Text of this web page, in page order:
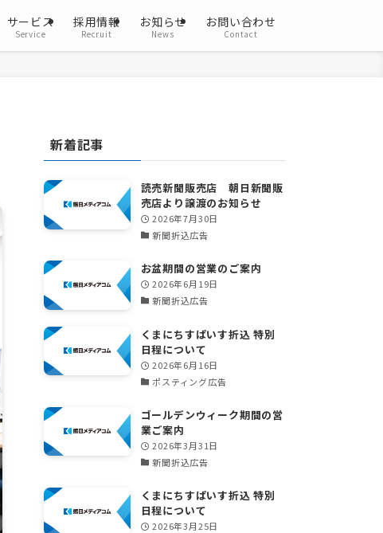
サービス
Service
採用情報
Recruit
お知らせ
News
お問い合わせ
Contact
新着記事
読売新聞販売店 朝日新聞販
売店より譲渡のお知らせ
2026年7月30日
新聞折込広告
お盆期間の営業のご案内
2026年6月19日
新聞折込広告
くまにちすぱいす折込 特別
日程について
2026年6月16日
ポスティング広告
ゴールデンウィーク期間の営
業ご案内
2026年3月31日
新聞折込広告
くまにちすぱいす折込 特別
日程について
2026年3月25日